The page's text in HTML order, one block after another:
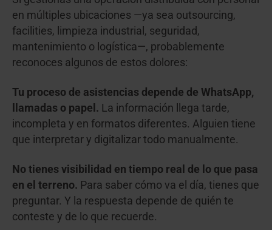
en múltiples ubicaciones —ya sea outsourcing,
facilities, limpieza industrial, seguridad,
mantenimiento o logística—, probablemente
reconoces algunos de estos dolores:
Tu proceso de asistencias depende de WhatsApp,
llamadas o papel. La información llega tarde,
incompleta y en formatos diferentes. Alguien tiene
que interpretar y digitalizar todo manualmente.
No tienes visibilidad en tiempo real de lo que pasa
en el terreno. Para saber cómo va el día, tienes que
preguntar. Y la respuesta depende de quién te
conteste y de lo que recuerde.